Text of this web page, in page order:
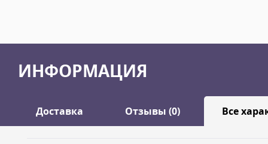
ИНФОРМАЦИЯ
Доставка Отзывы (0) Все